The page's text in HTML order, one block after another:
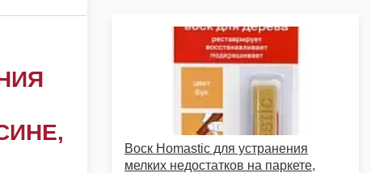
Воск Homastic для устранения
мелких недостатков на паркете,